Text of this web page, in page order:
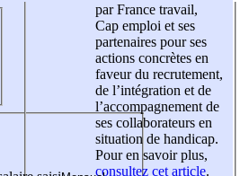
par France travail,
Cap emploi et ses
partenaires pour ses
actions concrètes en
faveur du recrutement,
de l’intégration et de
l’accompagnement de
ses collaborateurs en
situation de handicap.
Pour en savoir plus,
consultez cet article.